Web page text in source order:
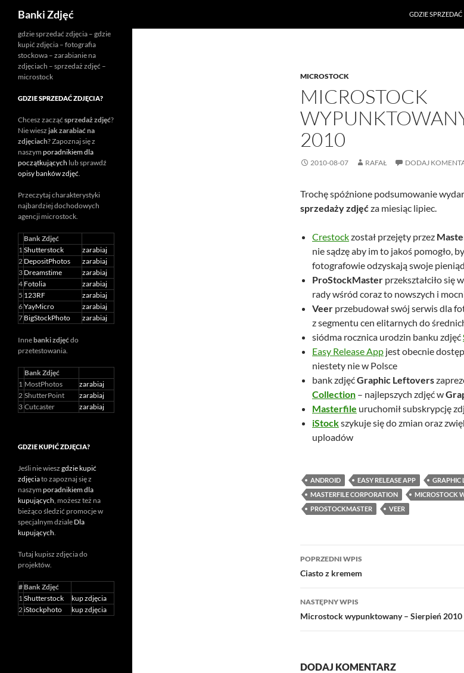
Przejdź
treści
Banki Zdjęć GDZIE
MICROSTOCK
MICROSTOCK
2010
2010-08-07 RAFAŁ DODAJ
Trochę spóźnione podsumowanie
sprzedaży zdjęćza miesiąc lipiec.
Crestockzostał przejęty przez
nie sądzę aby im to jakoś pomogło,
fotografowie odzyskają swoje
ProStockMaster przekształciło się
rady wśród coraz to nowszych i
Veer przebudował swój serwis dla
z segmentu cen elitarnych do
siódma rocznica urodzin banku zdjęć
Easy Release App jest obecnie
niestety nie w Polsce
bank zdjęćGraphic Leftovers
Collection – najlepszych zdjęć w
Masterfile uruchomił subskrypcję
iStockszykuje się do zmian oraz
uploadów
ANDROID EASY RELEASE APP
GRAPHIC
MASTERFILE CORPORATION
MICROSTOCK
PROSTOCKMASTER
VEER
Nawigacja
wpisu
POPRZEDNI WPIS
Ciasto z kremem
NASTĘPNY WPIS
Microstock wypunktowany – Sierpień 2010
DODAJ KOMENTARZ
gdzie sprzedać zdjęcia – gdzie
kupić zdjęcia – fotografia
stockowa – zarabianie na
zdjęciach – sprzedaż zdjęć –
microstock
GDZIE SPRZEDAĆ ZDJĘCIA?
Chcesz zacząć sprzedaż zdjęć?
Nie wiesz jak zarabiać na
zdjęciach? Zapoznaj się z
naszym poradnikiem dla
początkujących lub sprawdź
opisy banków zdjęć.
Przeczytaj charakterystyki
najbardziej dochodowych
agencji microstock.
Bank Zdjęć
1Shutterstock
zarabiaj
2 DepositPhotos
zarabiaj
3 Dreamstime
zarabiaj
4 Fotolia
zarabiaj
5 123RF
zarabiaj
6YayMicro
zarabiaj
7 BigStockPhoto zarabiaj
Innebanki zdjęćdo
przetestowania.
Bank Zdjęć
1 MostPhotos
zarabiaj
2 ShutterPoint
zarabiaj
3 Cutcaster zarabiaj
GDZIE KUPIĆ ZDJĘCIA?
Jeśli nie wiesz gdzie kupić
zdjęciato zapoznaj się z
naszym poradnikiem dla
kupujących, możesz też na
bieżąco śledzić promocje w
specjalnym dziale Dla
kupujących.
Tutaj kupisz zdjęcia do
projektów.
# Bank Zdjęć
1Shutterstock
kup zdjęcia
2iStockphoto kup zdjęcia